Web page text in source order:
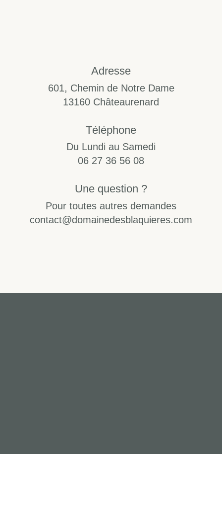
Adresse
601, Chemin de Notre Dame
13160 Châteaurenard
Téléphone
Du Lundi au Samedi
06 27 36 56 08
Une question ?
Pour toutes autres demandes
contact@domainedesblaquieres.com